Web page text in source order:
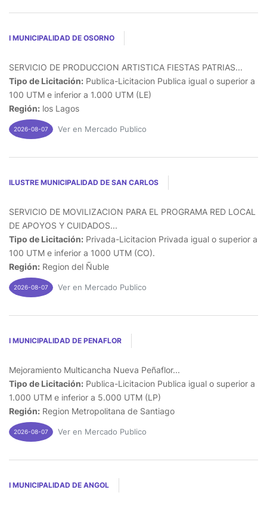
I MUNICIPALIDAD DE OSORNO
SERVICIO DE PRODUCCION ARTISTICA FIESTAS PATRIAS...
Tipo de Licitación: Publica-Licitacion Publica igual o superior a
100 UTM e inferior a 1.000 UTM (LE)
Región: los Lagos
2026-08-07 Ver en Mercado Publico
ILUSTRE MUNICIPALIDAD DE SAN CARLOS
SERVICIO DE MOVILIZACION PARA EL PROGRAMA RED LOCAL
DE APOYOS Y CUIDADOS...
Tipo de Licitación: Privada-Licitacion Privada igual o superior a
100 UTM e inferior a 1000 UTM (CO).
Región: Region del Ñuble
2026-08-07 Ver en Mercado Publico
I MUNICIPALIDAD DE PENAFLOR
Mejoramiento Multicancha Nueva Peñaflor...
Tipo de Licitación: Publica-Licitacion Publica igual o superior a
1.000 UTM e inferior a 5.000 UTM (LP)
Región: Region Metropolitana de Santiago
2026-08-07 Ver en Mercado Publico
I MUNICIPALIDAD DE ANGOL